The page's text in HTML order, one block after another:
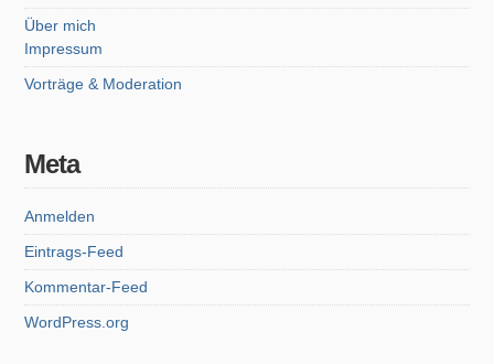
Über mich
Impressum
Vorträge & Moderation
Meta
Anmelden
Eintrags-Feed
Kommentar-Feed
WordPress.org